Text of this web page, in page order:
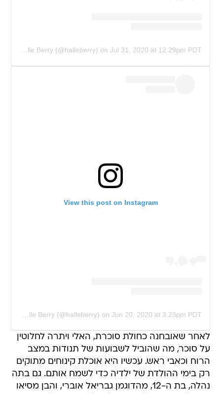
on Jul 31, 2020 at 12:29pm PDT
View this post on Instagram
on Jun 20, 2020 at 3:23pm PDT
לאחר שאובחנה כחולת סוכרת, האלי ויתרה לחלוטין
על סוכר, מה שהוביל לשבועות של תנודות במצב
הרוח וכאבי ראש. עכשיו היא אוכלת קינוחים מתוקים
רק בימי ההולדת של ילדיה כדי לשמח אותם. גם בתה
נהלה, בת ה-12, מהדוגמן גבריאל אוברי, והבן מסיאו